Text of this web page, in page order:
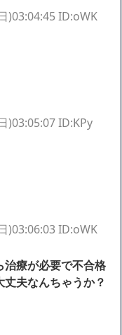
)03:04:45 ID:oWK
)03:05:07 ID:KPy
)03:06:03 ID:oWK
治療が必要で不合格
夫なんちゃうか？